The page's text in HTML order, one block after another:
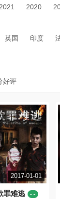
2021 2020
英国 印度
好评
2017-01-01
罪难逃
- -